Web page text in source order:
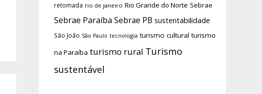
retomada rio de janeiro Rio Grande do Norte Sebrae
Sebrae Paraíba Sebrae PB sustentabilidade
São João São Paulo tecnologia turismo cultural turismo
na Paraíba turismo rural Turismo
sustentável